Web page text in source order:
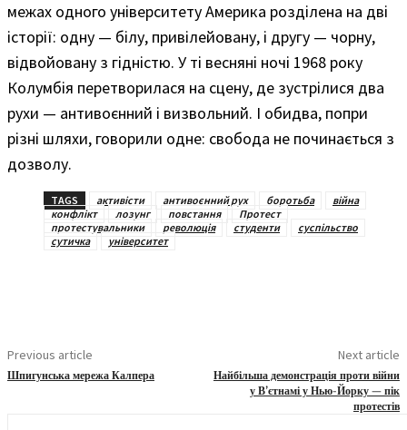
межах одного університету Америка розділена на дві
історії: одну — білу, привілейовану, і другу — чорну,
відвойовану з гідністю. У ті весняні ночі 1968 року
Колумбія перетворилася на сцену, де зустрілися два
рухи — антивоєнний і визвольний. І обидва, попри
різні шляхи, говорили одне: свобода не починається з
дозволу.
TAGS активісти антивоєнний рух боротьба
війна
конфлікт
лозунг повстання
Протест
протестувальники
революція студенти
суспільство
сутичка
університет
Previous article
Шпигунська мережа Калпера
Next article
Найбільша демонстрація проти війни
у Вʼєтнамі у Нью-Йорку — пік
протестів